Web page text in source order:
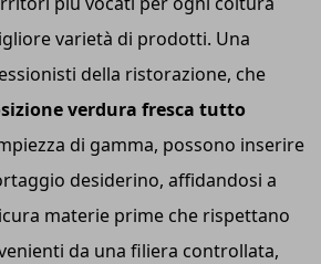
varietà di prodotti. Una
della ristorazione, che
verdura fresca tutto
di gamma, possono inserire
desiderino, affidandosi a
materie prime che rispettano
da una filiera controllata,